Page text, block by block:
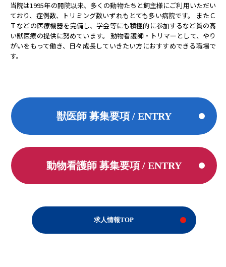
当院は1995年の開院以来、多くの動物たちと飼主様にご利用いただい
ており、症例数、トリミング数いずれもとても多い病院です。 またＣ
Ｔなどの医療機器を完備し、学会等にも積極的に参加するなど質の高
い獣医療の提供に努めています。 動物看護師・トリマーとして、やり
がいをもって働き、日々成長していきたい方におすすめできる職場で
す。
獣医師 募集要項 / ENTRY
動物看護師 募集要項 / ENTRY
求人情報TOP